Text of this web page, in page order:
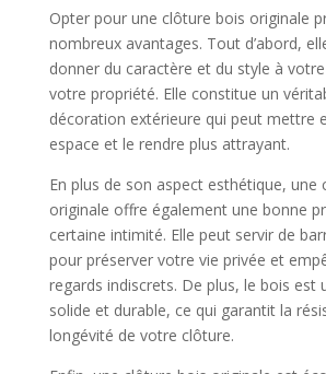
Opter pour une clôture bois originale
nombreux avantages. Tout d’abord,
donner du caractère et du style à
votre propriété. Elle constitue un
décoration extérieure qui peut mettre
espace et le rendre plus attrayant.
En plus de son aspect esthétique, une
originale offre également une bonne
certaine intimité. Elle peut servir de
pour préserver votre vie privée et
regards indiscrets. De plus, le bois est
solide et durable, ce qui garantit la
longévité de votre clôture.